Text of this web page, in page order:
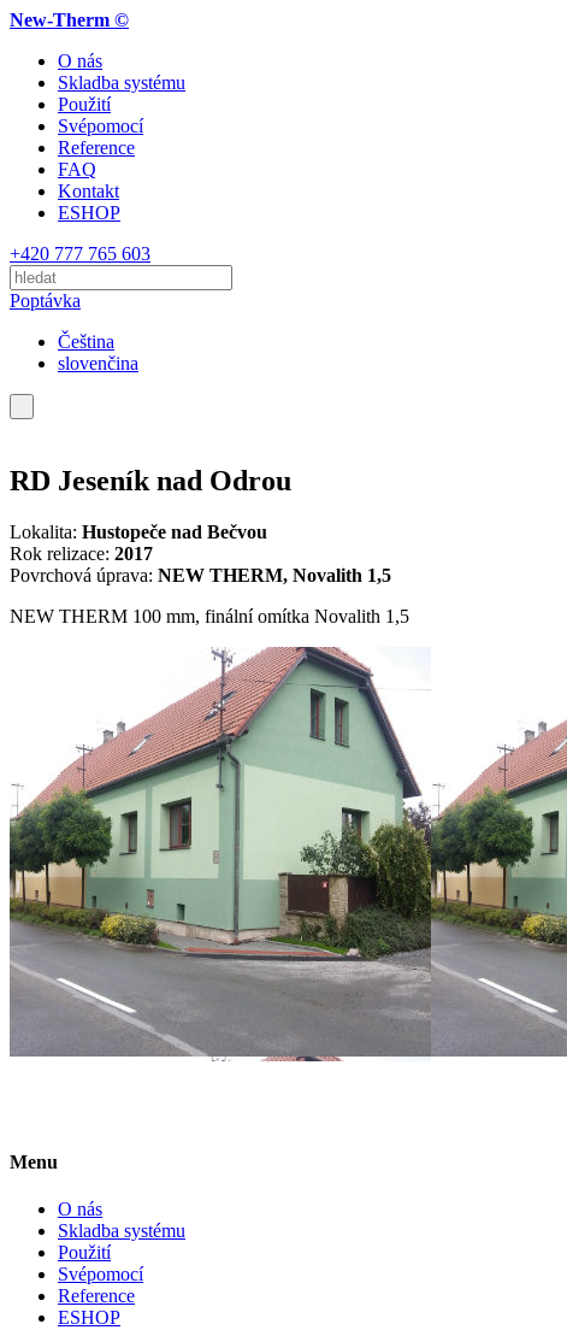
New-Therm ©
O nás
Skladba systému
Použití
Svépomocí
Reference
FAQ
Kontakt
ESHOP
+420 777 765 603
Poptávka
Čeština
slovenčina
RD Jeseník nad Odrou
Lokalita: Hustopeče nad Bečvou
Rok relizace: 2017
Povrchová úprava: NEW THERM, Novalith 1,5
NEW THERM 100 mm, finální omítka Novalith 1,5
Menu
O nás
Skladba systému
Použití
Svépomocí
Reference
ESHOP